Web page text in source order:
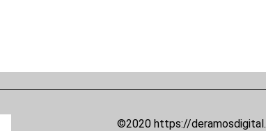
©2020 https://